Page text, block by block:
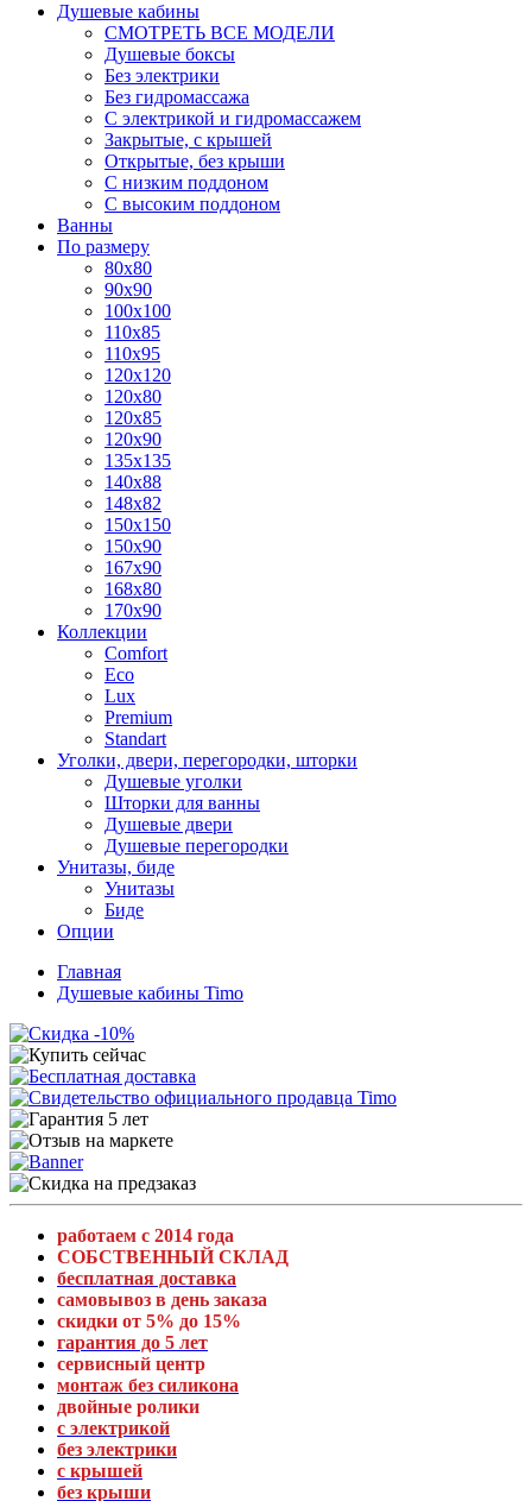
Душевые кабины
СМОТРЕТЬ ВСЕ МОДЕЛИ
Душевые боксы
Без электрики
Без гидромассажа
С электрикой и гидромассажем
Закрытые, с крышей
Открытые, без крыши
С низким поддоном
С высоким поддоном
Ванны
По размеру
80x80
90x90
100x100
110x85
110x95
120x120
120x80
120x85
120x90
135x135
140x88
148x82
150x150
150x90
167x90
168x80
170x90
Коллекции
Comfort
Eco
Lux
Premium
Standart
Уголки, двери, перегородки, шторки
Душевые уголки
Шторки для ванны
Душевые двери
Душевые перегородки
Унитазы, биде
Унитазы
Биде
Опции
Главная
Душевые кабины Timo
работаем с 2014 года
СОБСТВЕННЫЙ СКЛАД
бесплатная доставка
самовывоз в день заказа
скидки от 5% до 15%
гарантия до 5 лет
сервисный центр
монтаж без силикона
двойные ролики
с электрикой
без электрики
с крышей
без крыши